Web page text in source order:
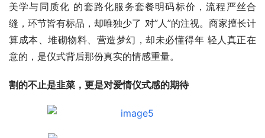
美学与同质化 的套路化服务套餐明码标价，流程严丝合
缝，环节皆有标品，却唯独少了 对”人”的注视。商家擅长计
算成本、堆砌物料、营造梦幻，却未必懂得年 轻人真正在
意的，是仪式背后那份真实的情感重量。
割的不止是韭菜，更是对爱情仪式感的期待